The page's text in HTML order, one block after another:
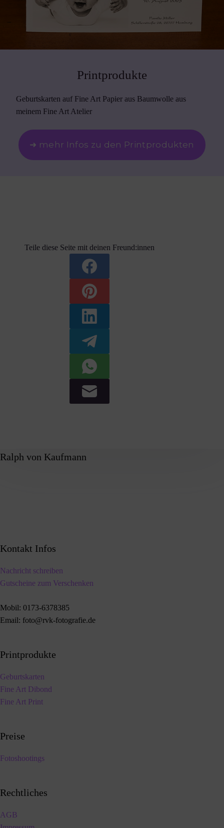
Printprodukte
Geburtskarten auf Fine Art Papier aus Baumwolle aus
meinem Fine Art Atelier
➜ mehr Infos zu den Printprodukten
Teile diese Seite mit deinen Freund:innen
Ralph von Kaufmann
Kontakt Infos
Nachricht schreiben
Gutscheine zum Verschenken
Mobil: 0173-6378385
Email: foto@rvk-fotografie.de
Printprodukte
Geburtskarten
Fine Art Dibond
Fine Art Print
Preise
Fotoshootings
Rechtliches
AGB